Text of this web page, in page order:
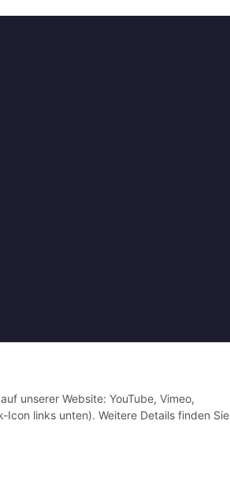
unserer Website: YouTube, Vimeo,
links unten). Weitere Details finden Sie